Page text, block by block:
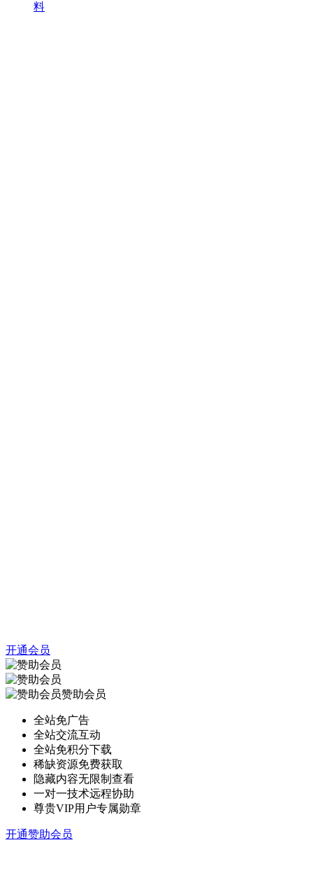
料
开通会员
赞助会员
全站免广告
全站交流互动
全站免积分下载
稀缺资源免费获取
隐藏内容无限制查看
一对一技术远程协助
尊贵VIP用户专属勋章
开通赞助会员